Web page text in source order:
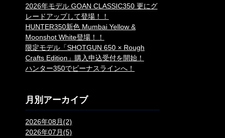
2026年モデル GOAN CLASSIC350 更にグ
レードアップして登場！！
HUNTER350新色 Mumbai Yellow &
Moonshot White登場！！
限定モデル「SHOTGUN 650 × Rough
Crafts Edition」購入申込受付を開始！
ハンター350でビーナスラインへ！
月別アーカイブ
2026年08月(2)
2026年07月(5)